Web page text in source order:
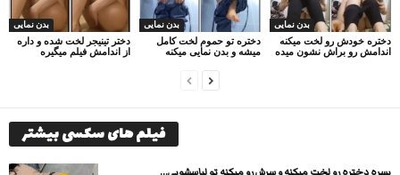
بدن نمایی
دختر تینیجر لخت شده و داره
از اندامش فیلم میگیره
بدن نمایی
دختره تو حموم لخت کامل
میشه و بدن نمایی میکنه
بدن نمایی
دختره خودش رو لخت میکنه
اندامش رو براش نشون میده
فیلم های سکسی بیشتر
پسره دختره رو لخت میکنه و سرش رو میکنه تو لباسشویی...